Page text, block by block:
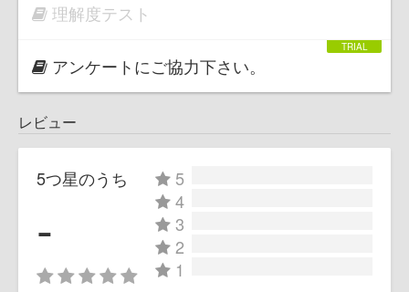
理解度テスト
アンケートにご協力下さい。
レビュー
5つ星のうち
-
5
4
3
2
1